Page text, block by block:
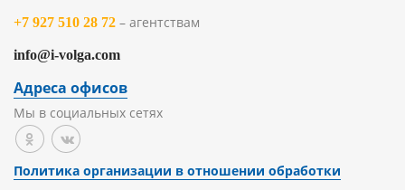
+7 927 510 28 72 – агентствам
info@i-volga.com
Адреса офисов
Мы в социальных сетях
Политика организации в отношении обработки